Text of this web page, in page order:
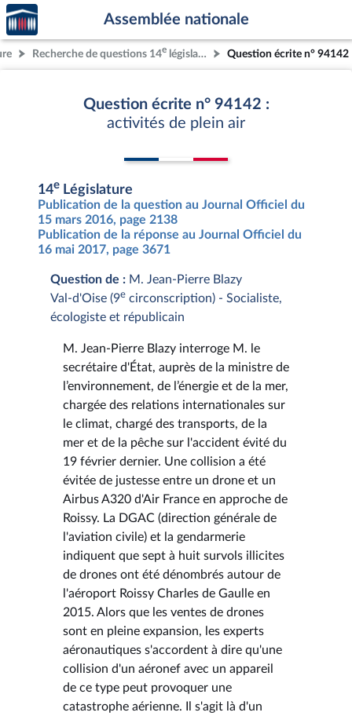
Aller au contenu
Aller en bas de la page
Accèder
à la
page
d'accueil
Assemblée nationale
Recherche de questions 14e législature Question écrite n° 94142
Question écrite n° 94142 :
activités de plein air
14e Législature
Publication de la question au Journal Officiel du
15 mars 2016, page 2138
Publication de la réponse au Journal Officiel du
16 mai 2017, page 3671
Question de : M. Jean-Pierre Blazy
Val-d'Oise (9e circonscription) - Socialiste,
écologiste et républicain
M. Jean-Pierre Blazy interroge M. le
secrétaire d'État, auprès de la ministre de
l’environnement, de l’énergie et de la mer,
chargée des relations internationales sur
le climat, chargé des transports, de la
mer et de la pêche sur l'accident évité du
19 février dernier. Une collision a été
évitée de justesse entre un drone et un
Airbus A320 d'Air France en approche de
Roissy. La DGAC (direction générale de
l'aviation civile) et la gendarmerie
indiquent que sept à huit survols illicites
de drones ont été dénombrés autour de
l'aéroport Roissy Charles de Gaulle en
2015. Alors que les ventes de drones
sont en pleine expansion, les experts
aéronautiques s'accordent à dire qu'une
collision d'un aéronef avec un appareil
de ce type peut provoquer une
catastrophe aérienne. Il s'agit là d'un